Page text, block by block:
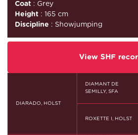
Coat : Grey
Height : 165 cm
Discipline : Showjumping
View SHF
DIARADO, HOLST
DIAMANT DE
SEMILLY, SFA
ROXETTE I, HOLST